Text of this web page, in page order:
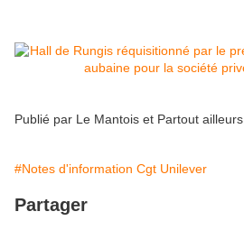
Publié par Le Mantois et Partout ailleurs
#Notes d'information Cgt Unilever
Partager